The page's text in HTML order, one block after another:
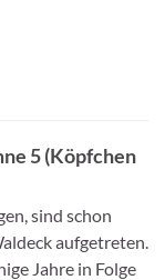
5 (Köpfchen
sind schon
aufgetreten.
Jahre in Folge